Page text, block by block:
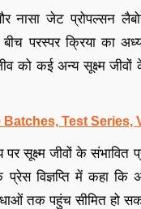
नासा जेट प्रोपल्सन
परस्पर क्रिया का
को कई अन्य सूक्ष्म
Test
पर सूक्ष्म जीवों के
विज्ञप्ति में कहा कि
तक पहुंच सीमित हो